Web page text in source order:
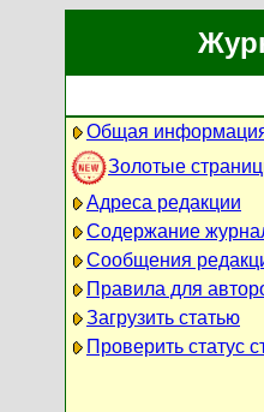
Общая
Золотые
Адреса редакции
Содержание
Сообщения
Правила для
Загрузить статью
Проверить статус